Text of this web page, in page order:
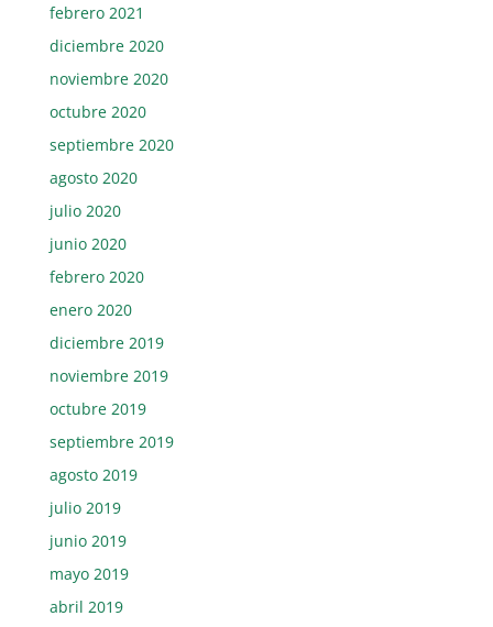
febrero 2021
diciembre 2020
noviembre 2020
octubre 2020
septiembre 2020
agosto 2020
julio 2020
junio 2020
febrero 2020
enero 2020
diciembre 2019
noviembre 2019
octubre 2019
septiembre 2019
agosto 2019
julio 2019
junio 2019
mayo 2019
abril 2019